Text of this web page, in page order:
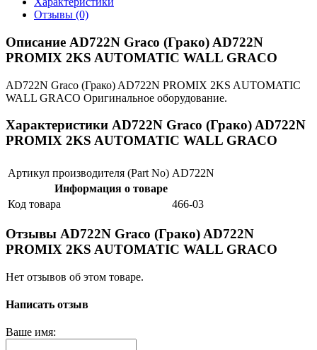
Отзывы (0)
Описание AD722N Graco (Грако) AD722N
PROMIX 2KS AUTOMATIC WALL GRACO
AD722N Graco (Грако) AD722N PROMIX 2KS AUTOMATIC
WALL GRACO Оригинальное оборудование.
Характеристики AD722N Graco (Грако) AD722N
PROMIX 2KS AUTOMATIC WALL GRACO
Артикул производителя (Part No) AD722N
Информация о товаре
Код товара
466-03
Отзывы AD722N Graco (Грако) AD722N
PROMIX 2KS AUTOMATIC WALL GRACO
Нет отзывов об этом товаре.
Написать отзыв
Ваше имя: